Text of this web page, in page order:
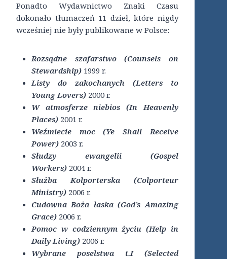
Ponadto Wydawnictwo Znaki Czasu
dokonało tłumaczeń 11 dzieł, które nigdy
wcześniej nie były publikowane w Polsce:
Rozsądne szafarstwo (Counsels on
Stewardship) 1999 r.
Listy do zakochanych (Letters to
Young Lovers) 2000 r.
W atmosferze niebios (In Heavenly
Places) 2001 r.
Weźmiecie moc (Ye Shall Receive
Power) 2003 r.
Słudzy ewangelii (Gospel
Workers) 2004 r.
Służba Kolporterska (Colporteur
Ministry) 2006 r.
Cudowna Boża łaska (God’s Amazing
Grace) 2006 r.
Pomoc w codziennym życiu (Help in
Daily Living) 2006 r.
Wybrane poselstwa t.I (Selected